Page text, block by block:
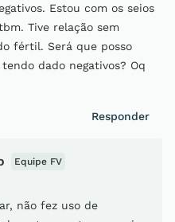
Estou com os seios
Tive relação sem
fértil. Será que posso
dado negativos? Oq
Responder
Equipe FV
não fez uso de